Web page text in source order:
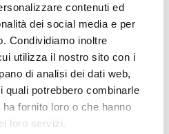
contenuti ed
dei social media e per
Condividiamo inoltre
utilizza il nostro sito con i
di analisi dei dati web,
quali potrebbero combinarle
fornito loro o che hanno
loro servizi.
di viaggio, modificabili su